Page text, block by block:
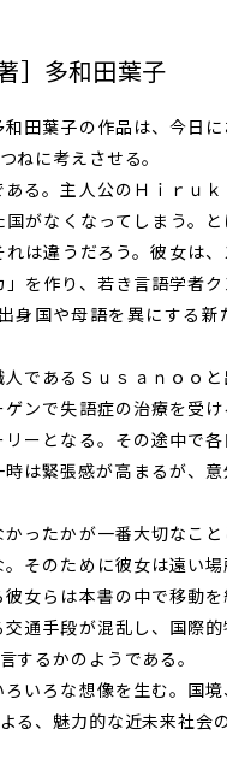
］多和田葉子
田葉子の作品は、今日
ねに考えさせる。
る。主人公のＨｉｒｕ
がなくなってしまう。
は違うだろう。彼女は
を作り、若き言語学者ク
国や母語を異にする新
であるＳｕｓａｎｏｏ
ンで失語症の治療を受
ーとなる。その途中で
は緊張感が高まるが、
ったかが一番大切なこと
そのために彼女は遠い
女らは本書の中で移動
通手段が混乱し、国際
するかのようである。
いろな想像を生む。国境
、魅力的な近未来社会